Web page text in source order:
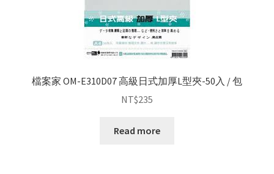
檔案家 OM-E310D07 高級日式加厚L型夾-50入 / 包
NT$235
Read more